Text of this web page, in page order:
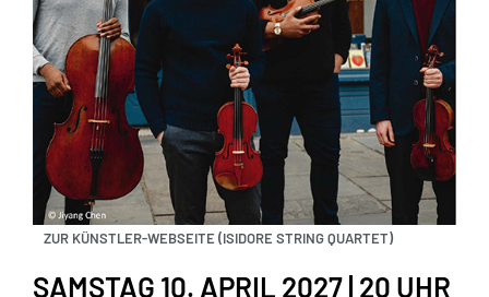
ZUR KÜNSTLER-WEBSEITE (ISIDORE STRING QUARTET)
SAMSTAG 10. APRIL 2027 | 20 UHR